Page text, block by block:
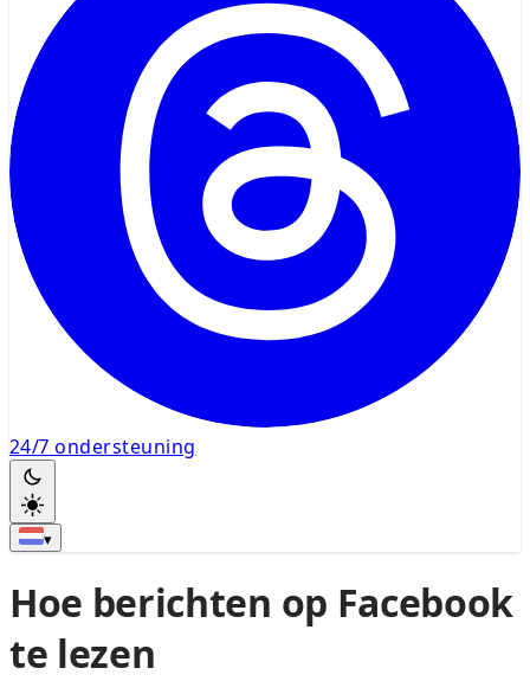
24/7 ondersteuning
▾
Hoe berichten op Facebook
te lezen